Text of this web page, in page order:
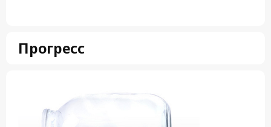
Прогресс